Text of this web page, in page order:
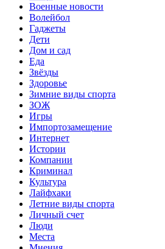
Военные новости
Волейбол
Гаджеты
Дети
Дом и сад
Еда
Звёзды
Здоровье
Зимние виды спорта
ЗОЖ
Игры
Импортозамещение
Интернет
Истории
Компании
Криминал
Культура
Лайфхаки
Летние виды спорта
Личный счет
Люди
Места